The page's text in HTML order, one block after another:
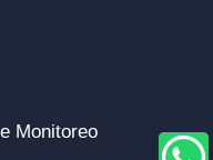
Monitoreo